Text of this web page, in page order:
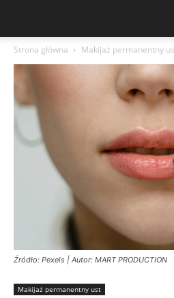
Strona główna Makijaż permanentny
Źródło: Pexels | Autor: MART PRODUCTION
Makijaż permanentny ust